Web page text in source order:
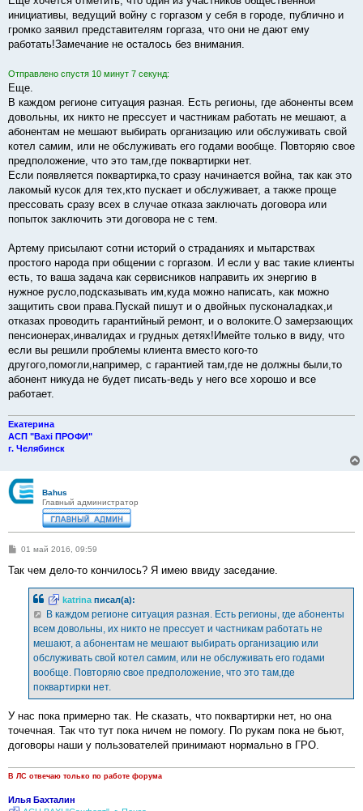
инициативы, ведущий войну с горгазом у себя в городе, публично и
громко заявил представителям горгаза, что они не дают ему
работать!Замечание не осталось без внимания.
Отправлено спустя 10 минут 7 секунд:
Еще.
В каждом регионе ситуация разная. Есть регионы, где абоненты всем
довольны, их никто не прессует и частникам работать не мешают, а
абонентам не мешают выбирать организацию или обслуживать свой
котел самим, или не обслуживать его годами вообще. Повторяю свое
предположение, что это там,где поквартирки нет.
Если появляется поквартирка,то сразу начинается война, так как это
лакомый кусок для тех,кто пускает и обслуживает, а также проще
прессовать сразу всех в случае отказа заключать договора или
попыток заключить эти договора не с тем.
Артему присылают сотни историй о страданиях и мытарствах
простого народа при общении с горгазом. И если у вас такие клиенты
есть, то ваша задача как сервисников направить их энергию в
нужное русло,подсказывать им,куда можно написать, как можно
защитить свои права.Пускай пишут и о двойных пусконаладках,и
отказах проводить гарантийный ремонт, и о волоките.О замерзающих
пенсионерах,инвалидах и грудных детях!Имейте только в виду, что
если вы решили проблемы клиента вместо кого-то
другого,помогли,например, с гарантией там,где не должны были,то
абонент никуда не будет писать-ведь у него все хорошо и все
работает.
Екатерина
АСП "Baxi ПРОФИ"
г. Челябинск
Bahus
Главный администратор
С
о
01 май 2016, 09:59
Так чем дело-то кончилось? Я имею ввиду заседание.
katrina писал(а):
В каждом регионе ситуация разная. Есть регионы, где абоненты
всем довольны, их никто не прессует и частникам работать не
мешают, а абонентам не мешают выбирать организацию или
обслуживать свой котел самим, или не обслуживать его годами
вообще. Повторяю свое предположение, что это там,где
поквартирки нет.
У нас пока примерно так. Не сказать, что поквартирки нет, но она
точечная. Так что тут пока ничем не помогу. По рукам пока не бьют,
договоры наши у пользователей принимают нормально в ГРО.
В ЛС отвечаю только по работе форума
Илья Бахталин